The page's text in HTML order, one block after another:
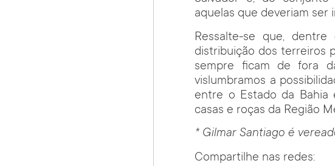
aquelas que deveriam ser
Ressalte-se que,
distribuição dos terreiros
sempre ficam de fora
vislumbramos a
entre o Estado da Bahia
casas e roças da Região
* Gilmar Santiago é
Compartilhe nas redes: